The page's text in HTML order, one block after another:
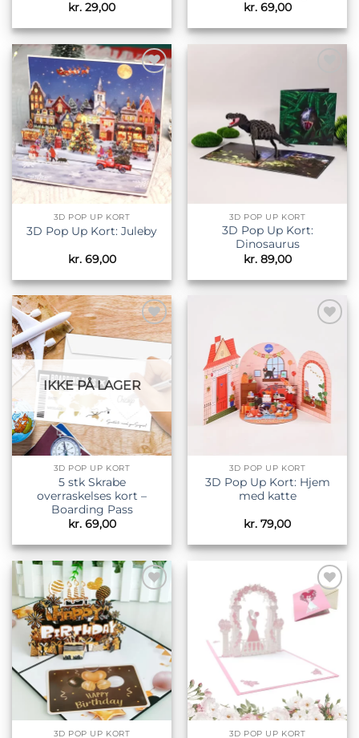
kr. 29,00
kr.69,00
Tilføj til
ønskeliste
3D POP UP KORT
3D Pop Up Kort: Juleby
kr.69,00
ønskeliste
3D POP UP KORT
3D Pop Up Kort:
Dinosaurus
kr.89,00
Tilføj til
ønskeliste
IKKE PÅ LAGER
3D POP UP KORT
5 stk Skrabe
overraskelses kort –
Boarding Pass
kr.69,00
3D POP UP KORT
3D Pop Up Kort: Hjem
med katte
kr. 79,00
Tilføj til
ønskeliste
3D POP UP KORT
Tilføj til
ønskeliste
3D POP UP KORT